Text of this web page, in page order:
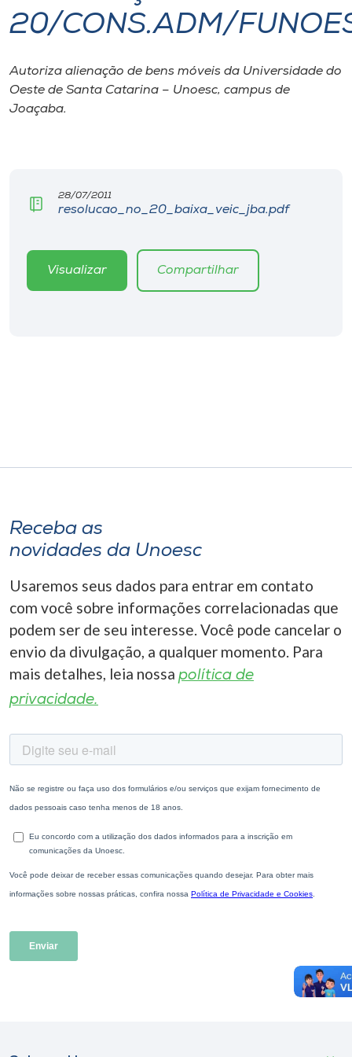
I.nova
Diplomados
Editora
A+
20/CONS.ADM/
Autoriza alienação de bens móveis da Universidade do
Oeste de Santa Catarina – Unoesc, campus de
Joaçaba.
28/07/2011
resolucao_no_20_baixa_veic_jba.pdf
Visualizar Compartilhar
Receba as
novidades da Unoesc
Usaremos seus dados para entrar em contato
com você sobre informações correlacionadas que
podem ser de seu interesse. Você pode cancelar o
envio da divulgação, a qualquer momento. Para
mais detalhes, leia nossa política de
privacidade.